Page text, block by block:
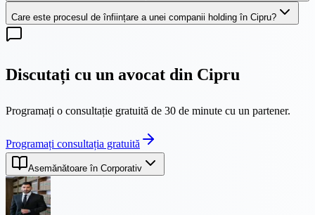
Care este procesul de înființare a unei companii holding în Cipru?
Discutați cu un avocat din Cipru
Programați o consultație gratuită de 30 de minute cu un partener.
Programați consultația gratuită
Asemănătoare în Corporativ